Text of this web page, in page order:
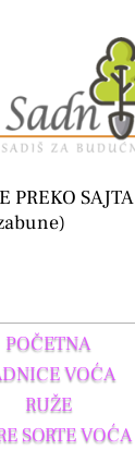
PREKO SAJTA
POČETNA
VOĆA
RUŽE
SORTE VOĆA